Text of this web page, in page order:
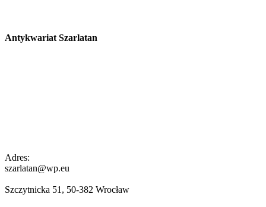
Antykwariat Szarlatan
Adres:
szarlatan@wp.eu
Szczytnicka 51, 50-382 Wrocław